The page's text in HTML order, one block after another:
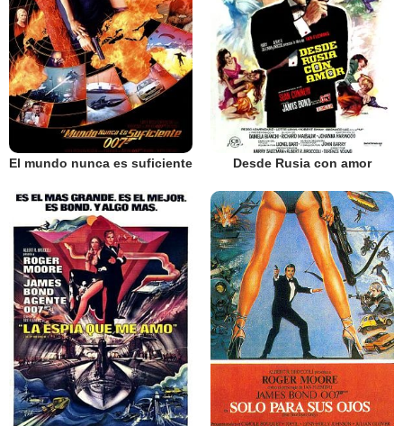
El mundo nunca es suficiente Desde Rusia con amor